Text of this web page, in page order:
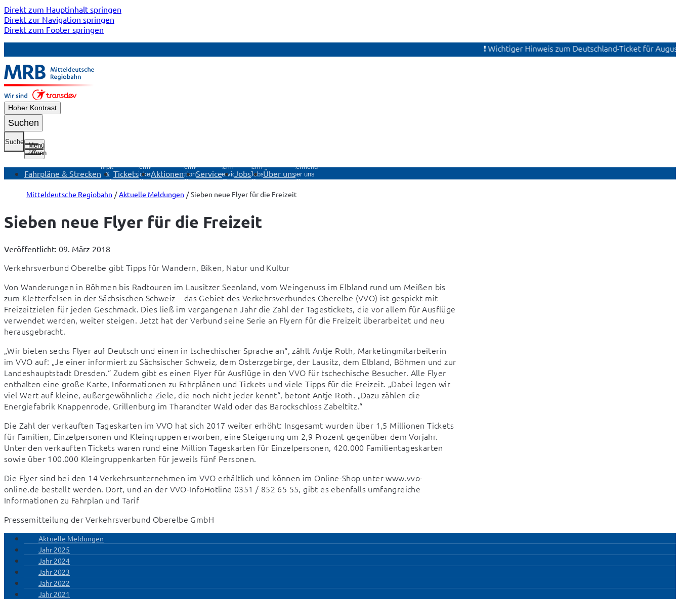
Direkt zum Hauptinhalt springen
Direkt zur Navigation springen
Direkt zum Footer springen
❗ Wichtiger Hinweis zum Deutschland-Ticket für August.
Hoher Kontrast
Suchen
Suche
Menü
öffnen
Fahrpläne & Strecken
Fahrpläne
&
Strecken
Tickets
Untermenü
Tickets
öffnen
Aktionen
Untermenü
Aktionen
öffnen
Service
Untermenü
Service
öffnen
Jobs
Untermenü
Jobs
öffnen
Über uns
Untermenü
Über uns
öffnen
Mitteldeutsche Regiobahn Aktuelle Meldungen Sieben neue Flyer für die Freizeit
Sieben neue Flyer für die Freizeit
Veröffentlicht: 09. März 2018
Verkehrsverbund Oberelbe gibt Tipps für Wandern, Biken, Natur und Kultur
Von Wanderungen in Böhmen bis Radtouren im Lausitzer Seenland, vom Weingenuss im Elbland rund um Meißen bis
zum Kletterfelsen in der Sächsischen Schweiz – das Gebiet des Verkehrsverbundes Oberelbe (VVO) ist gespickt mit
Freizeitzielen für jeden Geschmack. Dies ließ im vergangenen Jahr die Zahl der Tagestickets, die vor allem für Ausflüge
verwendet werden, weiter steigen. Jetzt hat der Verbund seine Serie an Flyern für die Freizeit überarbeitet und neu
herausgebracht.
„Wir bieten sechs Flyer auf Deutsch und einen in tschechischer Sprache an“, zählt Antje Roth, Marketingmitarbeiterin
im VVO auf: „Je einer informiert zu Sächsischer Schweiz, dem Osterzgebirge, der Lausitz, dem Elbland, Böhmen und zur
Landeshauptstadt Dresden.“ Zudem gibt es einen Flyer für Ausflüge in den VVO für tschechische Besucher. Alle Flyer
enthalten eine große Karte, Informationen zu Fahrplänen und Tickets und viele Tipps für die Freizeit. „Dabei legen wir
viel Wert auf kleine, außergewöhnliche Ziele, die noch nicht jeder kennt“, betont Antje Roth. „Dazu zählen die
Energiefabrik Knappenrode, Grillenburg im Tharandter Wald oder das Barockschloss Zabeltitz.“
Die Zahl der verkauften Tageskarten im VVO hat sich 2017 weiter erhöht: Insgesamt wurden über 1,5 Millionen Tickets
für Familien, Einzelpersonen und Kleingruppen erworben, eine Steigerung um 2,9 Prozent gegenüber dem Vorjahr.
Unter den verkauften Tickets waren rund eine Million Tageskarten für Einzelpersonen, 420.000 Familientageskarten
sowie über 100.000 Kleingruppenkarten für jeweils fünf Personen.
Die Flyer sind bei den 14 Verkehrsunternehmen im VVO erhältlich und können im Online-Shop unter www.vvo-
online.de bestellt werden. Dort, und an der VVO-InfoHotline 0351 / 852 65 55, gibt es ebenfalls umfangreiche
Informationen zu Fahrplan und Tarif
Pressemitteilung der Verkehrsverbund Oberelbe GmbH
Aktuelle Meldungen
Jahr 2025
Jahr 2024
Jahr 2023
Jahr 2022
Jahr 2021